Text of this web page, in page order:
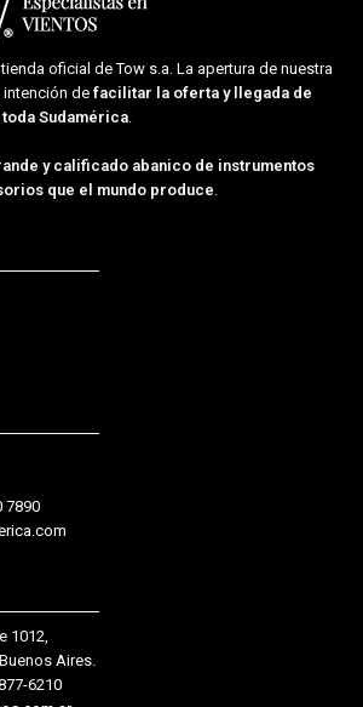
tienda oficial deTow s.a. La apertura de nuestra
intención de facilitar la oferta y llegada de
Sudamérica.
y calificado abanico de instrumentos
que el mundo produce.
7890
1012,
Aires.
6210